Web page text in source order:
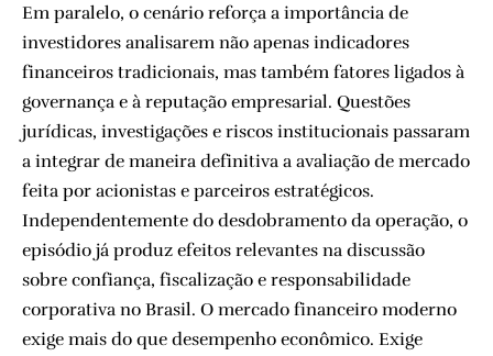
Em paralelo, o cenário reforça a importância de
investidores analisarem não apenas indicadores
financeiros tradicionais, mas também fatores ligados à
governança e à reputação empresarial. Questões
jurídicas, investigações e riscos institucionais passaram
a integrar de maneira definitiva a avaliação de mercado
feita por acionistas e parceiros estratégicos.
Independentemente do desdobramento da operação, o
episódio já produz efeitos relevantes na discussão
sobre confiança, fiscalização e responsabilidade
corporativa no Brasil. O mercado financeiro moderno
exige mais do que desempenho econômico. Exige